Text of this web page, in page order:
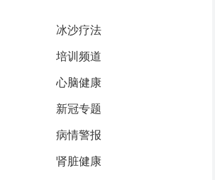
冰沙疗法
培训频道
心脑健康
新冠专题
病情警报
肾脏健康